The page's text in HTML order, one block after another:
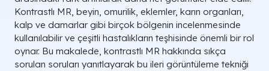
Kontrastlı MR, beyin, omurilik, eklemler, karın organları,
kalp ve damarlar gibi birçok bölgenin incelenmesinde
kullanılabilir ve çeşitli hastalıkların teşhisinde önemli bir rol
oynar. Bu makalede, kontrastlı MR hakkında sıkça
sorulan soruları yanıtlayarak bu ileri görüntüleme tekniği